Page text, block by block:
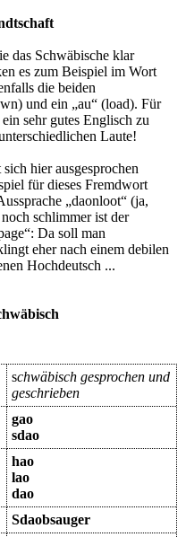
das Schwäbische klar
es zum Beispiel im Wort
die beiden
und ein „au“ (load). Für
sehr gutes Englisch zu
Laute!
hier ausgesprochen
für dieses Fremdwort
„daonloot“ (ja,
schlimmer ist der
Da soll man
eher nach einem debilen
Hochdeutsch ...
schwäbisch gesprochen und
geschrieben
gao
sdao
hao
lao
dao
Sdaobsauger